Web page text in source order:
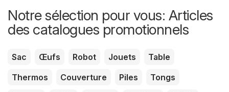
Notre sélection pour vous: Articles
des catalogues promotionnels
Sac Œufs Robot Jouets
Table
Thermos
Couverture Piles
Tongs